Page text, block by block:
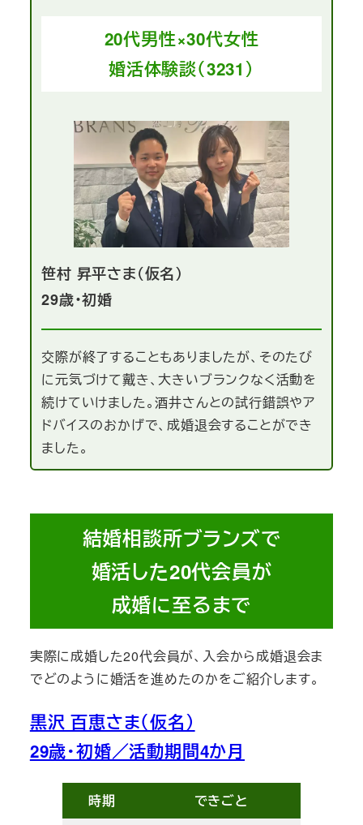
20代男性×30代女性
婚活体験談（3231）
笹村 昇平さま（仮名）
29歳・初婚
交際が終了することもありましたが、そのたび
に元気づけて戴き、大きいブランクなく活動を
続けていけました。酒井さんとの試行錯誤やア
ドバイスのおかげで、成婚退会することができ
ました。
結婚相談所ブランズで
婚活した20代会員が
成婚に至るまで
実際に成婚した20代会員が、入会から成婚退会ま
でどのように婚活を進めたのかをご紹介します。
黒沢 百恵さま（仮名）
29歳・初婚／活動期間4か月
時期
できごと